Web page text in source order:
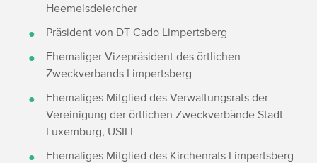
Heemelsdeiercher
Präsident von DT Cado Limpertsberg
Ehemaliger Vizepräsident des örtlichen
Zweckverbands Limpertsberg
Ehemaliges Mitglied des Verwaltungsrats der
Vereinigung der örtlichen Zweckverbände Stadt
Luxemburg, USILL
Ehemaliges Mitglied des Kirchenrats Limpertsberg-